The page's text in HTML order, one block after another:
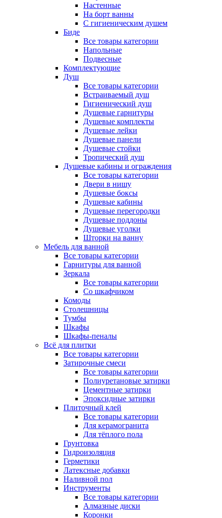
Настенные
На борт ванны
С гигиеническим душем
Биде
Все товары категории
Напольные
Подвесные
Комплектующие
Душ
Все товары категории
Встраиваемый душ
Гигиенический душ
Душевые гарнитуры
Душевые комплекты
Душевые лейки
Душевые панели
Душевые стойки
Тропический душ
Душевые кабины и ограждения
Все товары категории
Двери в нишу
Душевые боксы
Душевые кабины
Душевые перегородки
Душевые поддоны
Душевые уголки
Шторки на ванну
Мебель для ванной
Все товары категории
Гарнитуры для ванной
Зеркала
Все товары категории
Со шкафчиком
Комоды
Столешницы
Тумбы
Шкафы
Шкафы-пеналы
Всё для плитки
Все товары категории
Затирочные смеси
Все товары категории
Полиуретановые затирки
Цементные затирки
Эпоксидные затирки
Плиточный клей
Все товары категории
Для керамогранита
Для тёплого пола
Грунтовка
Гидроизоляция
Герметики
Латексные добавки
Наливной пол
Инструменты
Все товары категории
Алмазные диски
Коронки